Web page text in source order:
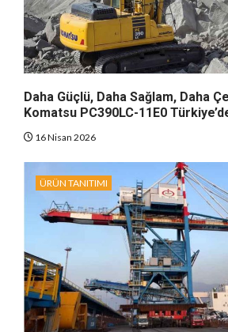
Daha Güçlü, Daha Sağlam, Daha
Komatsu PC390LC-11E0
16 Nisan 2026
ÜRÜN TANITIMI